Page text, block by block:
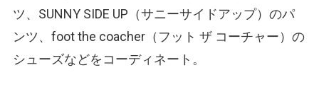
ツ、SUNNY SIDE UP（サニーサイドアップ）のパ
ンツ、foot the coacher（フット ザ コーチャー）の
シューズなどをコーディネート。